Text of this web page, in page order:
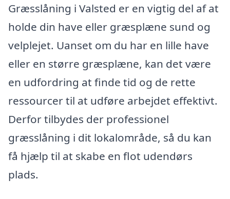
Græsslåning i Valsted er en vigtig del af at
holde din have eller græsplæne sund og
velplejet. Uanset om du har en lille have
eller en større græsplæne, kan det være
en udfordring at finde tid og de rette
ressourcer til at udføre arbejdet effektivt.
Derfor tilbydes der professionel
græsslåning i dit lokalområde, så du kan
få hjælp til at skabe en flot udendørs
plads.